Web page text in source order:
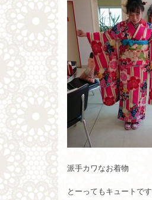
派手カワなお着物
とーってもキュートです